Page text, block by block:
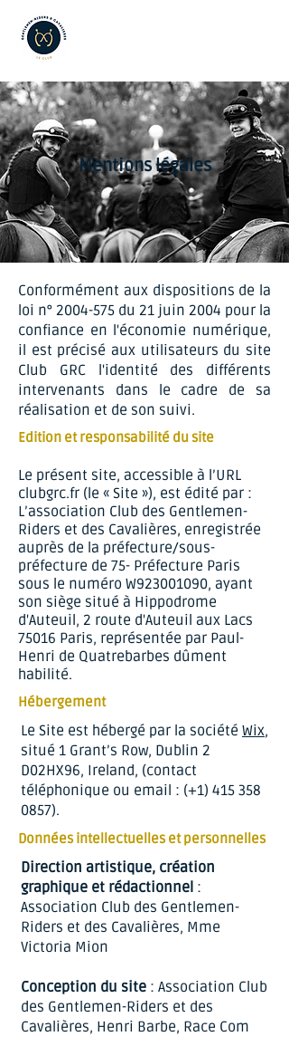
Mentions légales
Conformément aux dispositions de la
loi n° 2004-575 du 21 juin 2004 pour la
confiance en l'économie numérique,
il est précisé aux utilisateurs du site
Club GRC l'identité des différents
intervenants dans le cadre de sa
réalisation et de son suivi.
Edition et responsabilité du site
Le présent site, accessible à l’URL
clubgrc.fr (le « Site »), est édité par :
L’association Club des Gentlemen-
Riders et des Cavalières, enregistrée
auprès de la préfecture/sous-
préfecture de 75- Préfecture Paris
sous le numéro W923001090, ayant
son siège situé à Hippodrome
d'Auteuil, 2 route d'Auteuil aux Lacs
75016 Paris, représentée par Paul-
Henri de Quatrebarbes dûment
habilité.
Hébergement
Le Site est hébergé par la société Wix,
situé 1 Grant’s Row, Dublin 2
D02HX96, Ireland, (contact
téléphonique ou email : (+1) 415 358
0857).
Données intellectuelles et personnelles
Direction artistique, création
graphique et rédactionnel :
Association Club des Gentlemen-
Riders et des Cavalières, Mme
Victoria Mion
Conception du site : Association Club
des Gentlemen-Riders et des
Cavalières, Henri Barbe, Race Com